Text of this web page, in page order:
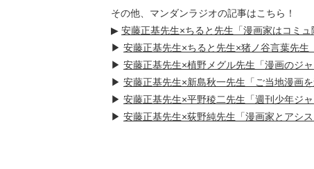
その他、マンダンラジオの記事はこちら！
▶ 安藤正基先生×ちると先生「漫画家はコミュ
▶ 安藤正基先生×ちると先生×猪ノ谷言葉先生
▶ 安藤正基先生×植野メグル先生「漫画のジ
▶ 安藤正基先生×新島秋一先生「ご当地漫画
▶ 安藤正基先生×平野稜二先生「週刊少年ジ
▶ 安藤正基先生×荻野純先生「漫画家とアシス